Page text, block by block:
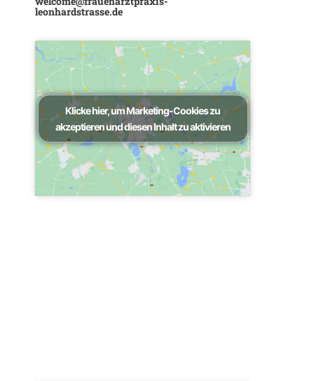
leonhardstrasse.de
Klicke hier, um Marketing-Cookies zu
akzeptieren und diesen Inhalt zu aktivieren